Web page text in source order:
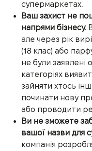
супермаркетах.
Ваш захист не
напрями бізнесу.
але через рік
(18 клас) або
не були заявлені
категоріях
зайняти хтось
починати нову
або проводити
Ви не зможете
вашої назви для
компанія